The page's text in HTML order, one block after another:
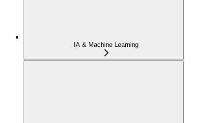
IA & Machine Learning